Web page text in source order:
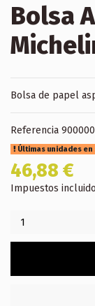
Bolsa
Bolsa de papel
Referencia
Últimas unidades en
46,88 €
Impuestos